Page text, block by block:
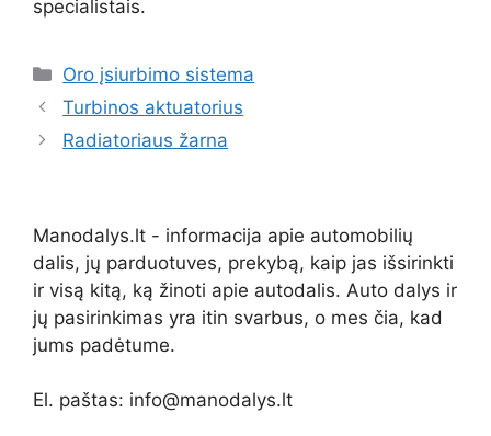
specialistais.
Kategorijos
Oro įsiurbimo sistema
Turbinos aktuatorius
Radiatoriaus žarna
Manodalys.lt - informacija apie automobilių
dalis, jų parduotuves, prekybą, kaip jas išsirinkti
ir visą kitą, ką žinoti apie autodalis. Auto dalys ir
jų pasirinkimas yra itin svarbus, o mes čia, kad
jums padėtume.
El. paštas: info@manodalys.lt